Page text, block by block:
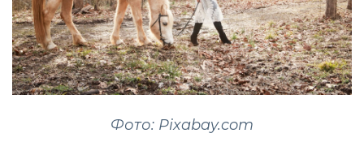
Фото: Pixabay.com